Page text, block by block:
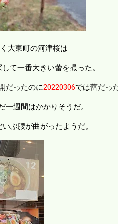
大東町の河津桜は
て一番大きい蕾を撮った。
だったのに20220306では蕾だっ
週間はかかりそうだ。
ぶ腰が曲がったようだ。